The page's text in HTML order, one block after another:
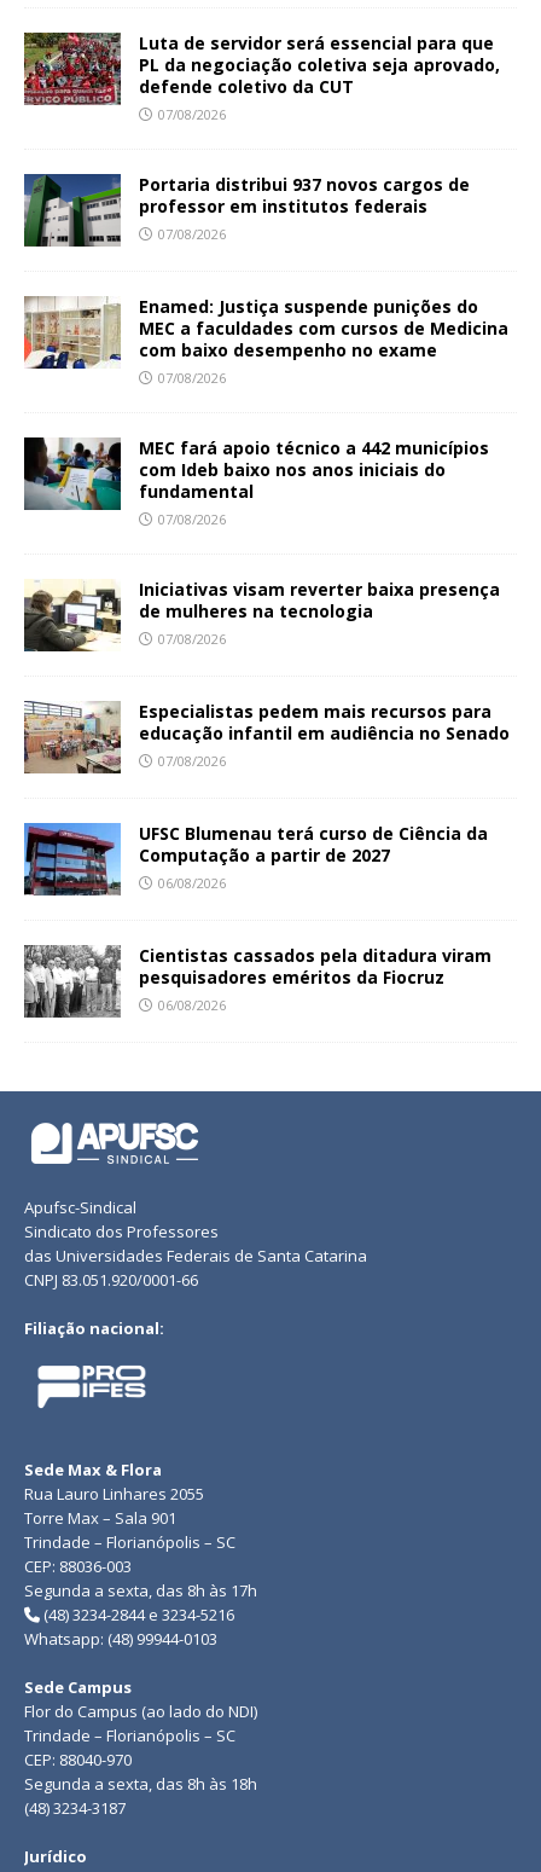
Luta de servidor será essencial para que
PL da negociação coletiva seja aprovado,
defende coletivo da CUT
07/08/2026
Portaria distribui 937 novos cargos de
professor em institutos federais
07/08/2026
Enamed: Justiça suspende punições do
MEC a faculdades com cursos de Medicina
com baixo desempenho no exame
07/08/2026
MEC fará apoio técnico a 442 municípios
com Ideb baixo nos anos iniciais do
fundamental
07/08/2026
Iniciativas visam reverter baixa presença
de mulheres na tecnologia
07/08/2026
Especialistas pedem mais recursos para
educação infantil em audiência no Senado
07/08/2026
UFSC Blumenau terá curso de Ciência da
Computação a partir de 2027
06/08/2026
Cientistas cassados pela ditadura viram
pesquisadores eméritos da Fiocruz
06/08/2026
Apufsc-Sindical
Sindicato dos Professores
das Universidades Federais de Santa Catarina
CNPJ 83.051.920/0001-66
Filiação nacional:
Sede Max & Flora
Rua Lauro Linhares 2055
Torre Max – Sala 901
Trindade – Florianópolis – SC
CEP: 88036-003
Segunda a sexta, das 8h às 17h
(48) 3234-2844 e 3234-5216
Whatsapp: (48) 99944-0103
Sede Campus
Flor do Campus (ao lado do NDI)
Trindade – Florianópolis – SC
CEP: 88040-970
Segunda a sexta, das 8h às 18h
(48) 3234-3187
Jurídico